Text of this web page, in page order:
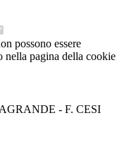
possono essere
nella pagina della cookie
- F. CESI